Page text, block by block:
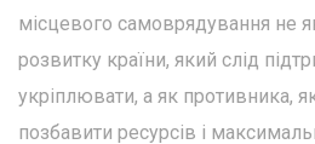
місцевого самоврядування не
розвитку країни, який слід
укріплювати, а як противника,
позбавити ресурсів і